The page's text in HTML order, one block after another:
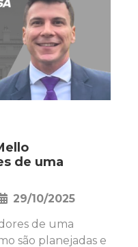
de uma
29/10/2025
de uma
são planejadas e